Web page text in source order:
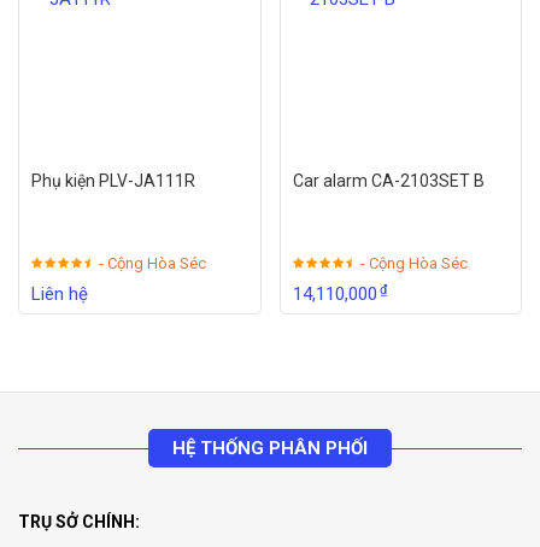
Phụ kiện PLV-JA111R
- Cộng Hòa Séc
Liên hệ
Car alarm CA-2103SET B
- Cộng Hòa Séc
14,110,000₫
HỆ THỐNG PHÂN PHỐI
TRỤ SỞ CHÍNH: